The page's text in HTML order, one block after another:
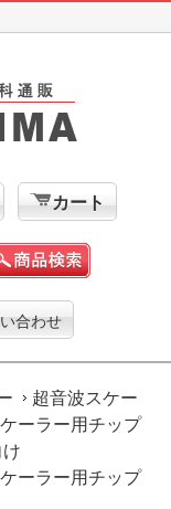
カート
合わせ
超音波スケー
ーラー用チップ
ーラー用チップ